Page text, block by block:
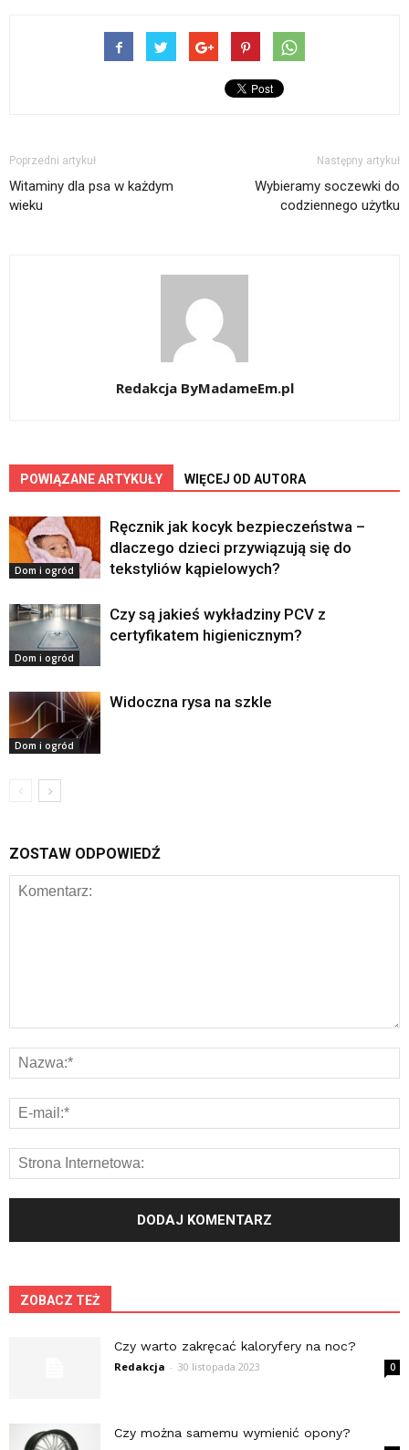
Poprzedni artykuł
Witaminy dla psa w każdym
wieku
Następny artykuł
Wybieramy soczewki do
codziennego użytku
Redakcja ByMadameEm.pl
POWIĄZANE ARTYKUŁY WIĘCEJ OD AUTORA
Dom i ogród
Ręcznik jak kocyk bezpieczeństwa –
dlaczego dzieci przywiązują się do
tekstyliów kąpielowych?
Dom i ogród
Czy są jakieś wykładziny PCV z
certyfikatem higienicznym?
Dom i ogród
Widoczna rysa na szkle
ZOSTAW ODPOWIEDŹ
ZOBACZ TEŻ
Czy warto zakręcać kaloryfery na noc?
Redakcja - 30 listopada 2023 0
Czy można samemu wymienić opony?